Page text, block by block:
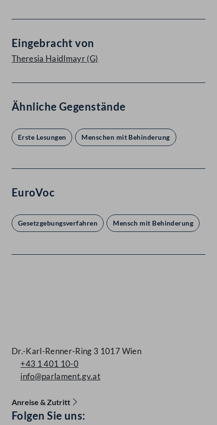
Accessibility Menu anzeigen
Eingebracht von
Theresia Haidlmayr(G)
Ähnliche Gegenstände
Erste Lesungen Menschen mit Behinderung
EuroVoc
Gesetzgebungsverfahren Mensch mit Behinderung
Dr.-Karl-Renner-Ring 3 1017 Wien
+43 1 401 10-0
info@parlament.gv.at
Anreise & Zutritt
Folgen Sie uns: